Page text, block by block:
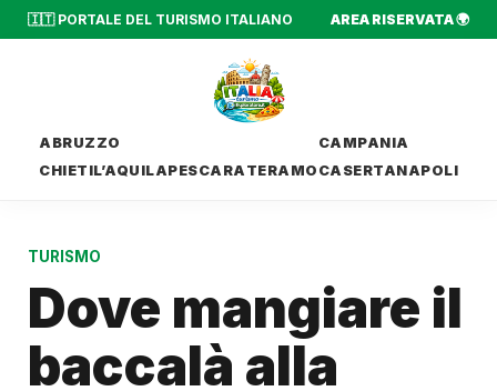
🇮🇹 PORTALE DEL TURISMO ITALIANO AREA RISERVATA 🌍
ABRUZZO
CHIETIL’AQUILAPESCARA TERAMO
CAMPANIA
CASERTANAPOLI
TURISMO
Dove mangiare il
baccalà alla